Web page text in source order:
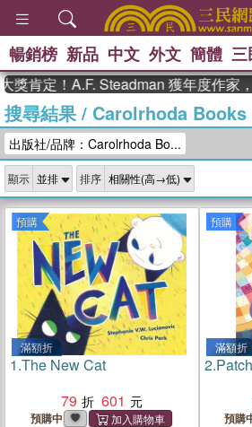
熱搜： 東野圭
、 The
史是一群喵
獎 臺灣漫遊
登輝時代
偉大的迷走
暢銷榜 新品 中文 外文 簡體 三
！A.F. Steadman 獲年度作家，《
搜尋結果/ Carolrhoda Books
出版社/品牌：Carolrhoda Bo...
顯示 排序
預購
滿額折
1.The New Cat
79
601
預購中
預購
滿額折
2.
預購